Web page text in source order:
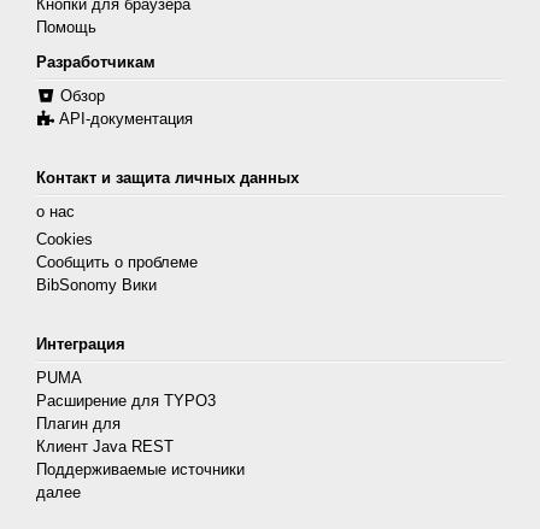
Кнопки для браузера
Помощь
Разработчикам
Обзор
API-документация
Контакт и защита личных данных
о нас
Cookies
Сообщить о проблеме
BibSonomy Вики
Интеграция
PUMA
Расширение для TYPO3
Плагин для
Клиент Java REST
Поддерживаемые источники
далее